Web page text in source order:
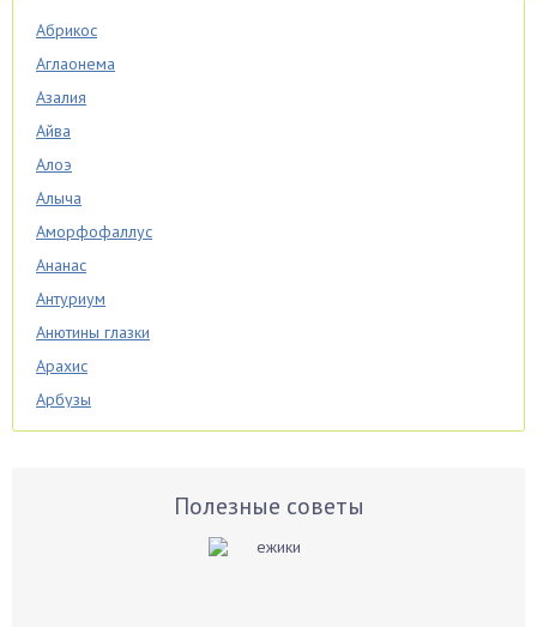
Абрикос
Аглаонема
Азалия
Айва
Алоэ
Алыча
Аморфофаллус
Ананас
Антуриум
Анютины глазки
Арахис
Арбузы
Аспарагус
Полезные советы